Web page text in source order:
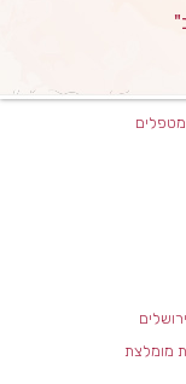
מומלצת